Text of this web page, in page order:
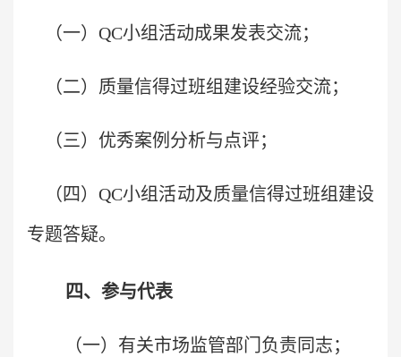
（一）QC小组活动成果发表交流；
（二）质量信得过班组建设经验交流；
（三）优秀案例分析与点评；
（四）QC小组活动及质量信得过班组建设
专题答疑。
四、参与代表
（一）有关市场监管部门负责同志；